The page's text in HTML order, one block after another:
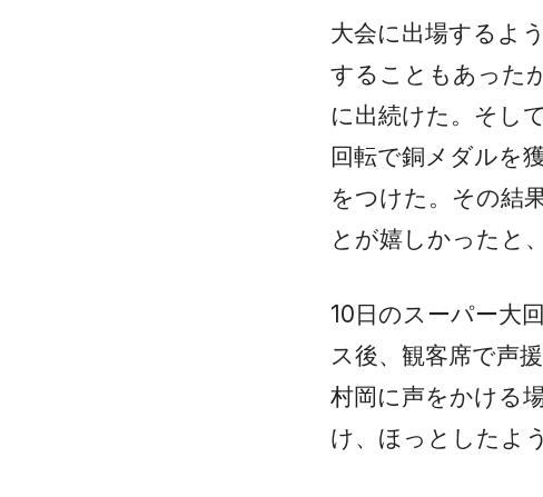
大会に出場するよ
することもあった
に出続けた。そし
回転で銅メダルを
をつけた。その結
とが嬉しかったと
10日のスーパー大
ス後、観客席で声
村岡に声をかける
け、ほっとしたよ